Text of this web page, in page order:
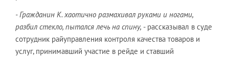
- Гражданин К. хаотично размахивал руками и ногами,
разбил стекло, пытался лечь на спину, - рассказывал в суде
сотрудник райуправления контроля качества товаров и
услуг, принимавший участие в рейде и ставший